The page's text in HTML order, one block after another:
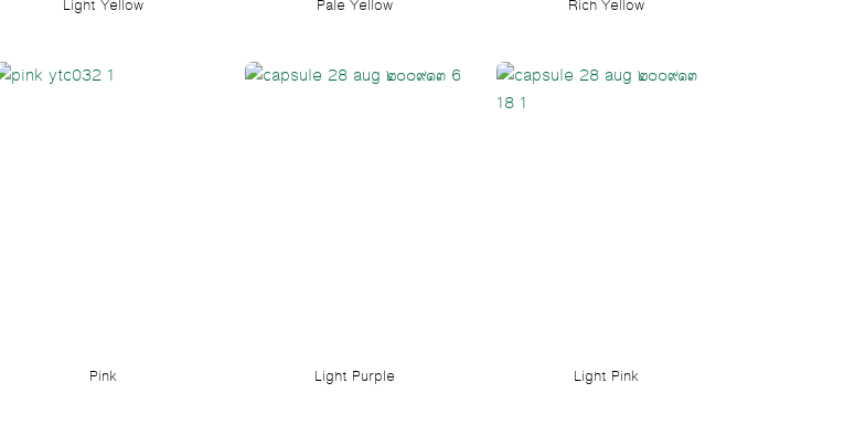
Light Yellow Pale Yellow Rich Yellow
Pink Light Purple Light Pink